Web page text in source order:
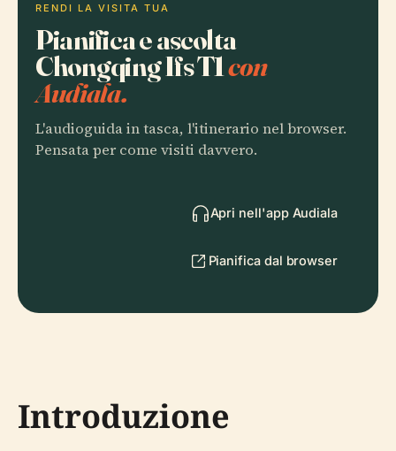
RENDI LA VISITA TUA
Pianifica e ascolta
Chongqing Ifs T1con
Audiala.
L'audioguida in tasca, l'itinerario nel browser.
Pensata per come visiti davvero.
Apri nell'app Audiala
Pianifica dal browser
Introduzione